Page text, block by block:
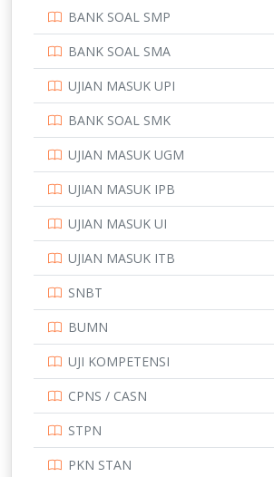
PTDI STTD
SMA
SMK
SMP
STIP
UNIVERSITAS AIRLANGGA
BANK SOAL SMP
BANK SOAL SMA
UJIAN MASUK UPI
BANK SOAL SMK
UJIAN MASUK UGM
UJIAN MASUK IPB
UJIAN MASUK UI
UJIAN MASUK ITB
SNBT
BUMN
UJI KOMPETENSI
CPNS / CASN
STPN
PKN STAN